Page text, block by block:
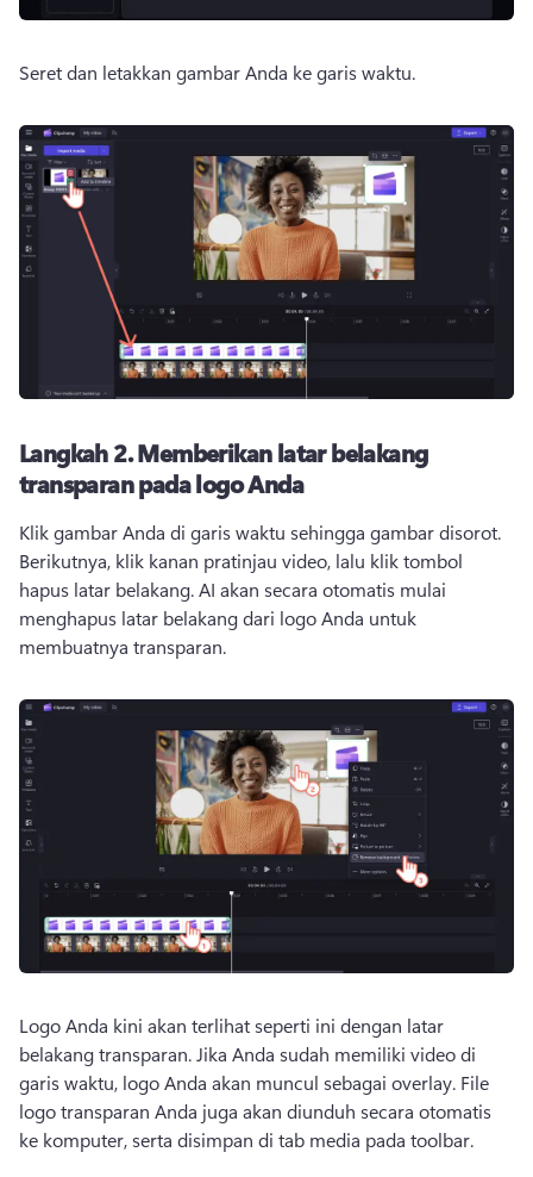
Seret dan letakkan gambar Anda ke garis waktu.
Langkah 2.Memberikan latar belakang
transparan pada logo Anda
Berikutnya, klik kanan pratinjau video, lalu klik tombol
hapus latar belakang. AI akan secara otomatis mulai
menghapus latar belakang dari logo Anda untuk
membuatnya transparan.
Logo Anda kini akan terlihat seperti ini dengan latar
belakang transparan. Jika Anda sudah memiliki video di
garis waktu, logo Anda akan muncul sebagai overlay. File
logo transparan Anda juga akan diunduh secara otomatis
ke komputer, serta disimpan di tab media pada toolbar.